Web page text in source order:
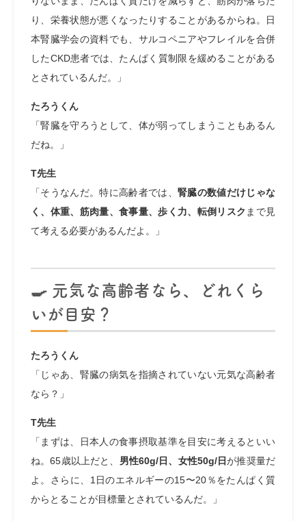
り、栄養状態が悪くなったりすることがあるからね。日
本腎臓学会の資料でも、サルコペニアやフレイルを合併
したCKD患者では、たんぱく質制限を緩めることがある
とされているんだ。」
たろうくん
「腎臓を守ろうとして、体が弱ってしまうこともあるん
だね。」
T先生
「そうなんだ。特に高齢者では、 腎臓の数値だけじゃな
く、体重、筋肉量、食事量、歩く力、転倒リスク まで見
て考える必要があるんだよ。」
🍳 元気な高齢者なら、どれくら
いが目安？
たろうくん
「じゃあ、腎臓の病気を指摘されていない元気な高齢者
なら？」
T先生
「まずは、日本人の食事摂取基準を目安に考えるといい
ね。65歳以上だと、 男性60g/日、女性50g/日が推奨量だ
よ。さらに、1日のエネルギーの15〜20％をたんぱく質
からとることが目標量とされているんだ。」